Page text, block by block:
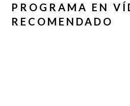
PROGRAMA EN
RECOMENDADO